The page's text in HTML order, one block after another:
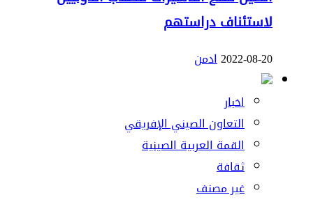
لاستئناف دراستهم
2022-08-20ادمن
اخبار
التعاون الصيني الإفريقي
القمة العربية الصينية
ثقافة
غير مصنف